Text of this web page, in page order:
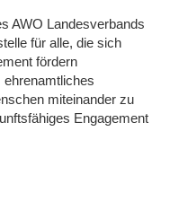
AWO Landesverbands
für alle, die sich
fördern
miteinander zu
Engagement